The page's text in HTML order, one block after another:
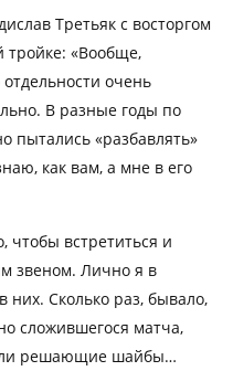
Третьяк с восторгом
тройке: «Вообще,
отдельности очень
В разные годы по
пытались «разбавлять»
как вам, а мне в его
чтобы встретиться и
звеном. Лично я в
них. Сколько раз, бывало,
сложившегося матча,
решающие шайбы…